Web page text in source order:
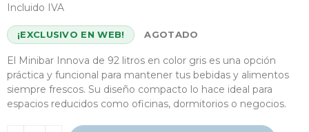
Incluido IVA
¡EXCLUSIVO EN WEB! AGOTADO
El Minibar Innova de 92 litros en color gris es una opción
práctica y funcional para mantener tus bebidas y alimentos
siempre frescos. Su diseño compacto lo hace ideal para
espacios reducidos como oficinas, dormitorios o negocios.